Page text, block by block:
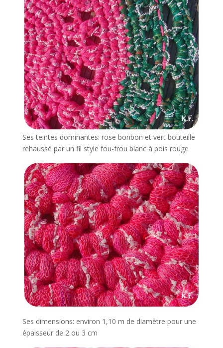
Ses teintes dominantes: rose bonbon et vert bouteille
rehaussé par un fil style fou-frou blanc à pois rouge
Ses dimensions: environ 1,10 m de diamètre pour une
épaisseur de 2 ou 3 cm